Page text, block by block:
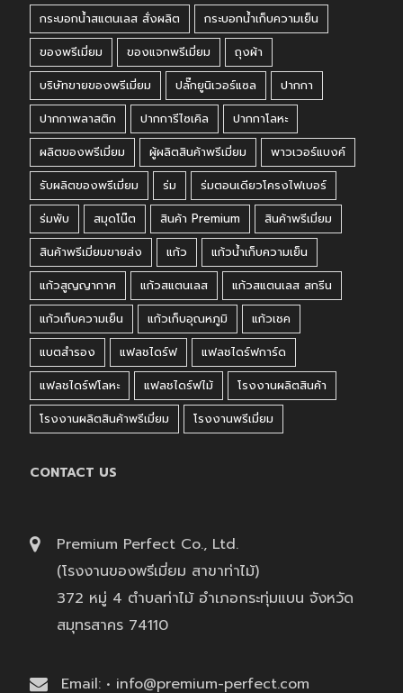
กระบอกน้ำสแตนเลส สั่งผลิต
กระบอกน้ำเก็บความเย็น
ของพรีเมี่ยม
ของแจกพรีเมี่ยม
ถุงผ้า
บริษัทขายของพรีเมี่ยม
ปลั๊กยูนิเวอร์แซล
ปากกา
ปากกาพลาสติก
ปากการีไซเคิล
ปากกาโลหะ
ผลิตของพรีเมี่ยม
ผู้ผลิตสินค้าพรีเมี่ยม
พาวเวอร์แบงค์
รับผลิตของพรีเมี่ยม
ร่ม
ร่มตอนเดียวโครงไฟเบอร์
ร่มพับ
สมุดโน๊ต สินค้า Premium
สินค้าพรีเมี่ยม
สินค้าพรีเมี่ยมขายส่ง
แก้ว
แก้วน้ำเก็บความเย็น
แก้วสูญญากาศ
แก้วสแตนเลส
แก้วสแตนเลส สกรีน
แก้วเก็บความเย็น
แก้วเก็บอุณหภูมิ
แก้วเชค
แบตสำรอง
แฟลชไดร์ฟ
แฟลชไดร์ฟการ์ด
แฟลชไดร์ฟโลหะ
แฟลชไดร์ฟไม้
โรงงานผลิตสินค้า
โรงงานผลิตสินค้าพรีเมี่ยม
โรงงานพรีเมี่ยม
CONTACT US
Premium Perfect Co., Ltd.
(โรงงานของพรีเมี่ยม สาขาท่าไม้)
372 หมู่ 4 ตำบลท่าไม้ อำเภอกระทุ่มแบน จังหวัด
สมุทรสาคร 74110
Email: • info@premium-perfect.com